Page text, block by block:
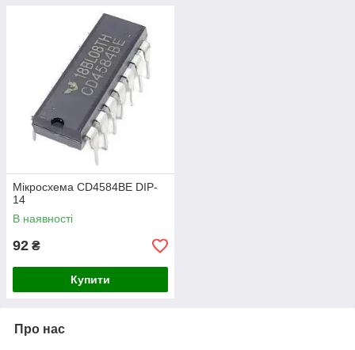
Мікросхема CD4584BE DIP-
14
В наявності
92 ₴
Купити
Про нас